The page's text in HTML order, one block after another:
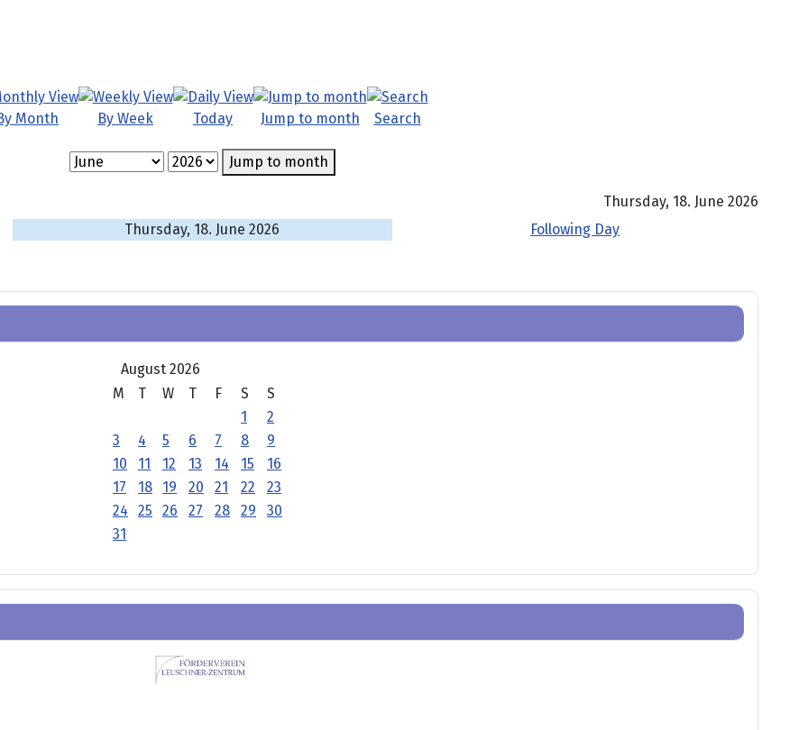
Month By Week Today Jump to month Search
Jump to month
Thursday, 18. June 2026
Thursday, 18. June 2026
Following Day
August 2026
M
T W T F S
S
1
2
3
4 5 6 7 8
9
10
11 12 13 14 15
16
17
18 19 20 21 22
23
24
25 26 27 28 29
30
31